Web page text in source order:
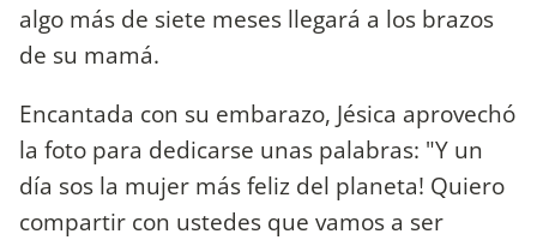
algo más de siete meses llegará a los brazos
de su mamá.
Encantada con su embarazo, Jésica aprovechó
la foto para dedicarse unas palabras: "Y un
día sos la mujer más feliz del planeta! Quiero
compartir con ustedes que vamos a ser